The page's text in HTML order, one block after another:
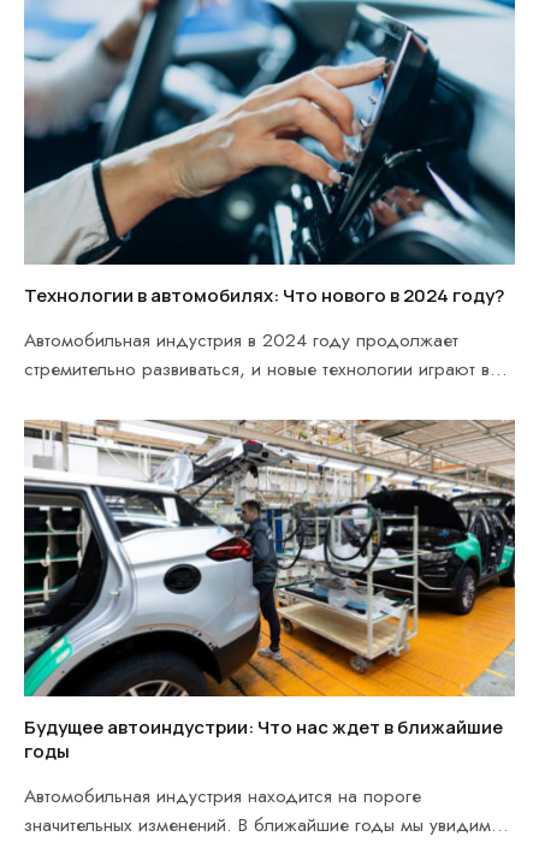
Технологии в автомобилях: Что нового в 2024 году?
Автомобильная индустрия в 2024 году продолжает
стремительно развиваться, и новые технологии играют в
Будущее автоиндустрии: Что нас ждет в ближайшие
годы
Автомобильная индустрия находится на пороге
значительных изменений. В ближайшие годы мы увидим